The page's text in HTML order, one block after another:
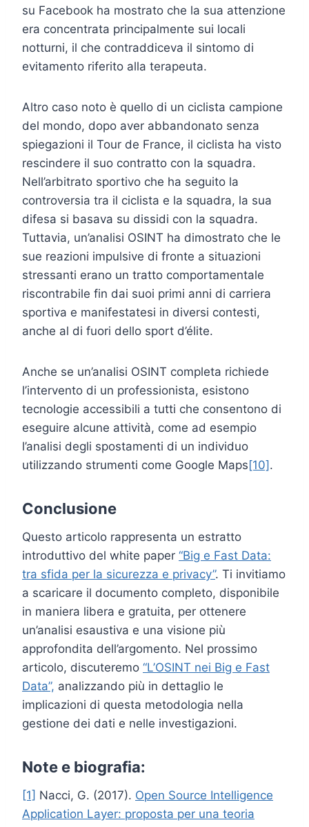
su Facebook ha mostrato che la sua attenzione
era concentrata principalmente sui locali
notturni, il che contraddiceva il sintomo di
evitamento riferito alla terapeuta.
Altro caso noto è quello di un ciclista campione
del mondo, dopo aver abbandonato senza
spiegazioni il Tour de France, il ciclista ha visto
rescindere il suo contratto con la squadra.
Nell’arbitrato sportivo che ha seguito la
controversia tra il ciclista e la squadra, la sua
difesa si basava su dissidi con la squadra.
Tuttavia, un’analisi OSINT ha dimostrato che le
sue reazioni impulsive di fronte a situazioni
stressanti erano un tratto comportamentale
riscontrabile fin dai suoi primi anni di carriera
sportiva e manifestatesi in diversi contesti,
anche al di fuori dello sport d’élite.
Anche se un’analisi OSINT completa richiede
l’intervento di un professionista, esistono
tecnologie accessibili a tutti che consentono di
eseguire alcune attività, come ad esempio
l’analisi degli spostamenti di un individuo
utilizzando strumenti come Google Maps [10] .
Conclusione
Questo articolo rappresenta un estratto
introduttivo del white paper “Big e Fast Data:
tra sfida per la sicurezza e privacy”. Ti invitiamo
a scaricare il documento completo, disponibile
in maniera libera e gratuita, per ottenere
un’analisi esaustiva e una visione più
approfondita dell’argomento. Nel prossimo
articolo, discuteremo “L’OSINT nei Big e Fast
Data”, analizzando più in dettaglio le
implicazioni di questa metodologia nella
gestione dei dati e nelle investigazioni.
Note e biografia:
[1] Nacci, G. (2017). Open Source Intelligence
Application Layer: proposta per una teoria